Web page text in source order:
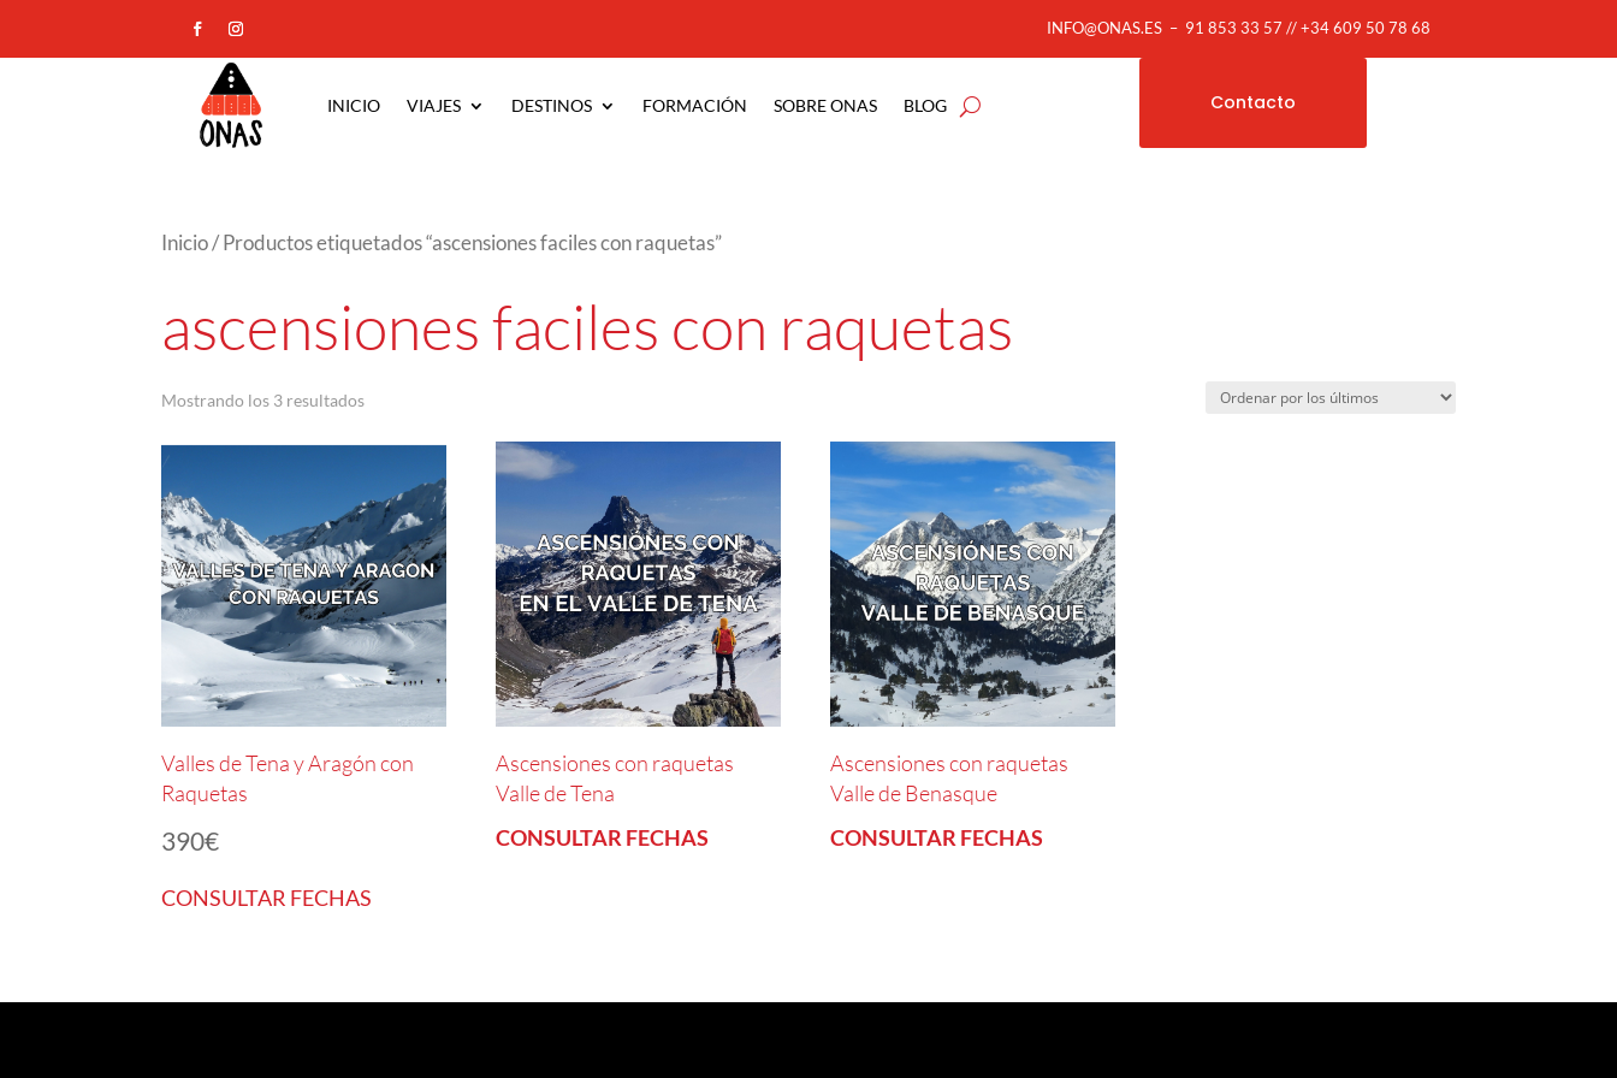
INFO@ONAS.ES – 91 853 33 57 // +34 609 50 78 68
INICIO VIAJES DESTINOS FORMACIÓN SOBRE ONAS BLOG Contacto
Inicio/ Productos etiquetados “ascensiones faciles con raquetas”
ascensiones faciles con raquetas
Mostrando los 3 resultadosOrdenado
últimos
Valles de Tena y Aragón con
Raquetas
390€
CONSULTAR FECHAS
Ascensiones con raquetas
Valle de Tena
CONSULTAR FECHAS
Ascensiones con raquetas
Valle de Benasque
CONSULTAR FECHAS